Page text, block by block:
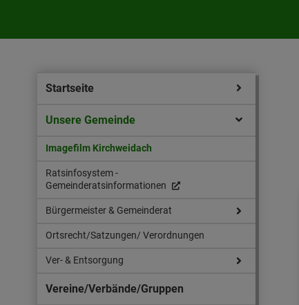
Startseite
Unsere Gemeinde
Imagefilm Kirchweidach
Ratsinfosystem -
Gemeinderatsinformationen
Bürgermeister & Gemeinderat
Ortsrecht/Satzungen/ Verordnungen
Ver- & Entsorgung
Vereine/Verbände/Gruppen